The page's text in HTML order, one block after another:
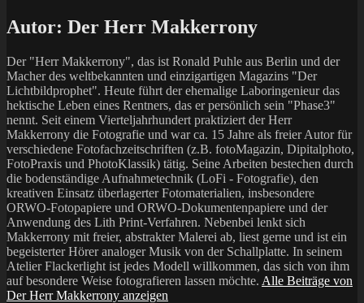
Autor: Der Herr Makkerrony
Der "Herr Makkerrony", das ist Ronald Puhle aus Berlin und der
Macher des weltbekannten und einzigartigen Magazins "Der
Lichtbildprophet". Heute führt der ehemalige Laboringenieur das
hektische Leben eines Rentners, das er persönlich sein "Phase3"
nennt. Seit einem Vierteljahrhundert praktiziert der Herr
Makkerrony die Fotografie und war ca. 15 Jahre als freier Autor für
verschiedene Fotofachzeitschriften (z.B. fotoMagazin, Dipitalphoto,
FotoPraxis und PhotoKlassik) tätig. Seine Arbeiten bestechen durch
die bodenständige Aufnahmetechnik (LoFi - Fotografie), den
kreativen Einsatz überlagerter Fotomaterialien, insbesondere
ORWO-Fotopapiere und ORWO-Dokumentenpapiere und der
Anwendung des Lith Print-Verfahren. Nebenbei lenkt sich
Makkerrony mit freier, abstrakter Malerei ab, liest gerne und ist ein
begeisterter Hörer analoger Musik von der Schallplatte. In seinem
Atelier Flackerlight ist jedes Modell willkommen, das sich von ihm
auf besondere Weise fotografieren lassen möchte. Alle Beiträge von
Der Herr Makkerrony anzeigen